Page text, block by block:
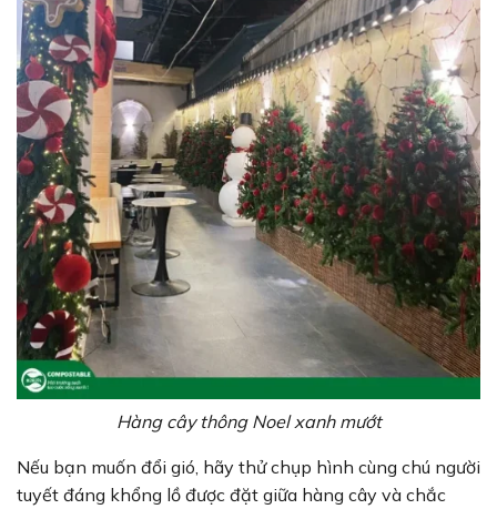
Hàng cây thông Noel xanh mướt
Nếu bạn muốn đổi gió, hãy thử chụp hình cùng chú người
tuyết đáng khổng lồ được đặt giữa hàng cây và chắc